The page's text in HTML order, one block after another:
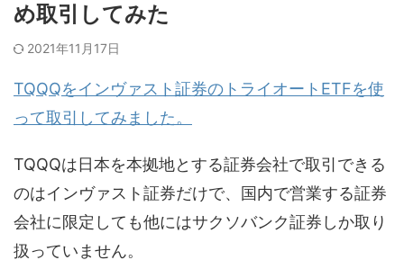
め取引してみた
2021年11月17日
TQQQをインヴァスト証券のトライオートETFを使
って取引してみました。
TQQQは日本を本拠地とする証券会社で取引できる
のはインヴァスト証券だけで、国内で営業する証券
会社に限定しても他にはサクソバンク証券しか取り
扱っていません。